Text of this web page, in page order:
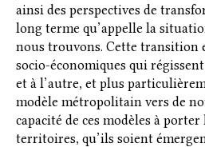
ainsi des perspectives de
long terme qu’appelle la
nous trouvons. Cette transition
socio-économiques qui
et à l’autre, et plus
modèle métropolitain vers de
capacité de ces modèles à
territoires, qu’ils soient